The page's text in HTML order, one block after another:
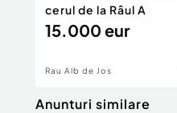
cerul de la Râul A
15.000 eur
Rau Alb de Jos
Anunturi similare